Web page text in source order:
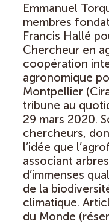
Emmanuel
membres
Francis Hallé
Chercheur en
coopération
agronomique
Montpellier
tribune au
29 mars 2020.
chercheurs,
l’idée que
associant
d’immenses
de la
climatique.
du Monde